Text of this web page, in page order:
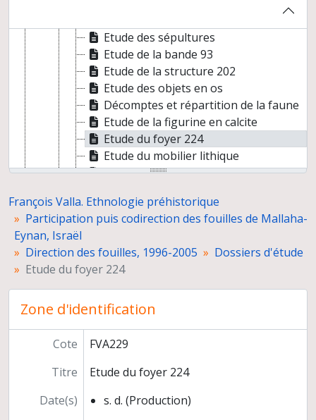
Etude de la faune de la structure 203
Etude des sépultures
Etude de la bande 93
Etude de la structure 202
Etude des objets en os
Décomptes et répartition de la faune
Etude de la figurine en calcite
Etude du foyer 224
Etude du mobilier lithique
Etude de la structure 200
Gestion de la documentation
Direction de prospections dans le Neguev, 1977-1979
Direction des fouilles d’El-Ouad (ou Mugharat El-Wad), 1980-1981
Direction des fouilles de la Terrasse d'Hayonim, Israël, 1980-1989
Préparation de publications
Congrès et conférences
Correspondance
Etudes et carrière
François Valla. Ethnologie préhistorique
Participation puis codirection des fouilles de Mallaha-
Eynan, Israël
Direction des fouilles, 1996-2005
Dossiers d'étude
Etude du foyer 224
Zone d'identification
Cote
FVA229
Titre
Etude du foyer 224
Date(s)
s. d. (Production)